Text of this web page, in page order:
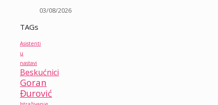
03/08/2026
TAGs
Asistenti
u
nastavi
Beskućnici
Goran
Đurović